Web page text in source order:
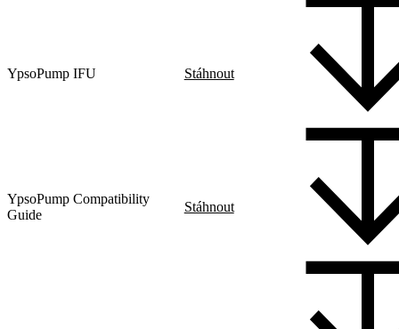
YpsoPump IFU Stáhnout
YpsoPump Compatibility
Guide
Stáhnout